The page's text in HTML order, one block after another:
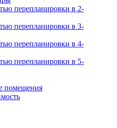
перепланировки в 2-
перепланировки в 3-
перепланировки в 4-
перепланировки в 5-
помещения